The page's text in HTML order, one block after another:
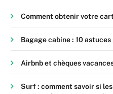
Comment obtenir votre
Bagage cabine : 10
Airbnb et chèques
Surf : comment savoir si